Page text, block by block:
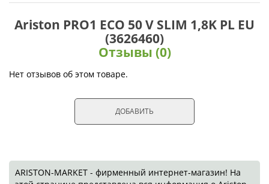
Ariston PRO1 ECO 50 V SLIM 1,8K PL EU
(3626460)
Отзывы (0)
Нет отзывов об этом товаре.
ДОБАВИТЬ
ARISTON-MARKET - фирменный интернет-магазин! На